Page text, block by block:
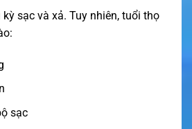
sạc và xả. Tuy nhiên, tuổi thọ
sạc